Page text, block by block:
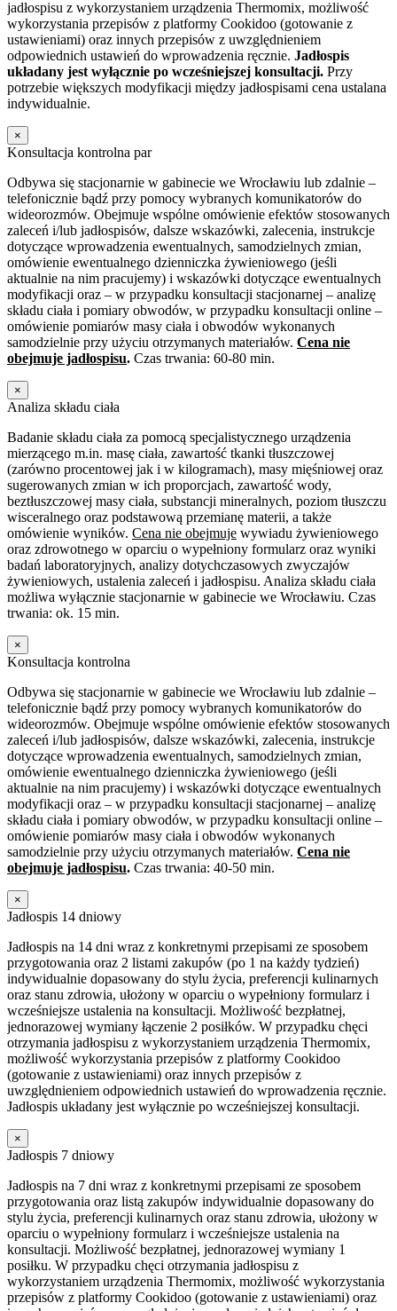
jadłospisu z wykorzystaniem urządzenia Thermomix, możliwość
wykorzystania przepisów z platformy Cookidoo (gotowanie z
ustawieniami) oraz innych przepisów z uwzględnieniem
odpowiednich ustawień do wprowadzenia ręcznie. Jadłospis
układany jest wyłącznie po wcześniejszej konsultacji. Przy
potrzebie większych modyfikacji między jadłospisami cena ustalana
indywidualnie.
×
Konsultacja kontrolna par
Odbywa się stacjonarnie w gabinecie we Wrocławiu lub zdalnie –
telefonicznie bądź przy pomocy wybranych komunikatorów do
wideorozmów. Obejmuje wspólne omówienie efektów stosowanych
zaleceń i/lub jadłospisów, dalsze wskazówki, zalecenia, instrukcje
dotyczące wprowadzenia ewentualnych, samodzielnych zmian,
omówienie ewentualnego dzienniczka żywieniowego (jeśli
aktualnie na nim pracujemy) i wskazówki dotyczące ewentualnych
modyfikacji oraz – w przypadku konsultacji stacjonarnej – analizę
składu ciała i pomiary obwodów, w przypadku konsultacji online –
omówienie pomiarów masy ciała i obwodów wykonanych
samodzielnie przy użyciu otrzymanych materiałów. Cena nie
obejmuje jadłospisu. Czas trwania: 60-80 min.
×
Analiza składu ciała
Badanie składu ciała za pomocą specjalistycznego urządzenia
mierzącego m.in. masę ciała, zawartość tkanki tłuszczowej
(zarówno procentowej jak i w kilogramach), masy mięśniowej oraz
sugerowanych zmian w ich proporcjach, zawartość wody,
beztłuszczowej masy ciała, substancji mineralnych, poziom tłuszczu
wisceralnego oraz podstawową przemianę materii, a także
omówienie wyników. Cena nie obejmuje wywiadu żywieniowego
oraz zdrowotnego w oparciu o wypełniony formularz oraz wyniki
badań laboratoryjnych, analizy dotychczasowych zwyczajów
żywieniowych, ustalenia zaleceń i jadłospisu. Analiza składu ciała
możliwa wyłącznie stacjonarnie w gabinecie we Wrocławiu. Czas
trwania: ok. 15 min.
×
Konsultacja kontrolna
Odbywa się stacjonarnie w gabinecie we Wrocławiu lub zdalnie –
telefonicznie bądź przy pomocy wybranych komunikatorów do
wideorozmów. Obejmuje wspólne omówienie efektów stosowanych
zaleceń i/lub jadłospisów, dalsze wskazówki, zalecenia, instrukcje
dotyczące wprowadzenia ewentualnych, samodzielnych zmian,
omówienie ewentualnego dzienniczka żywieniowego (jeśli
aktualnie na nim pracujemy) i wskazówki dotyczące ewentualnych
modyfikacji oraz – w przypadku konsultacji stacjonarnej – analizę
składu ciała i pomiary obwodów, w przypadku konsultacji online –
omówienie pomiarów masy ciała i obwodów wykonanych
samodzielnie przy użyciu otrzymanych materiałów. Cena nie
obejmuje jadłospisu. Czas trwania: 40-50 min.
×
Jadłospis 14 dniowy
Jadłospis na 14 dni wraz z konkretnymi przepisami ze sposobem
przygotowania oraz 2 listami zakupów (po 1 na każdy tydzień)
indywidualnie dopasowany do stylu życia, preferencji kulinarnych
oraz stanu zdrowia, ułożony w oparciu o wypełniony formularz i
wcześniejsze ustalenia na konsultacji. Możliwość bezpłatnej,
jednorazowej wymiany łączenie 2 posiłków. W przypadku chęci
otrzymania jadłospisu z wykorzystaniem urządzenia Thermomix,
możliwość wykorzystania przepisów z platformy Cookidoo
(gotowanie z ustawieniami) oraz innych przepisów z
uwzględnieniem odpowiednich ustawień do wprowadzenia ręcznie.
Jadłospis układany jest wyłącznie po wcześniejszej konsultacji.
×
Jadłospis 7 dniowy
Jadłospis na 7 dni wraz z konkretnymi przepisami ze sposobem
przygotowania oraz listą zakupów indywidualnie dopasowany do
stylu życia, preferencji kulinarnych oraz stanu zdrowia, ułożony w
oparciu o wypełniony formularz i wcześniejsze ustalenia na
konsultacji. Możliwość bezpłatnej, jednorazowej wymiany 1
posiłku. W przypadku chęci otrzymania jadłospisu z
wykorzystaniem urządzenia Thermomix, możliwość wykorzystania
przepisów z platformy Cookidoo (gotowanie z ustawieniami) oraz